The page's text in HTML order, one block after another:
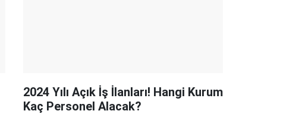
2024 Yılı Açık İş İlanları! Hangi Kurum
Kaç Personel Alacak?